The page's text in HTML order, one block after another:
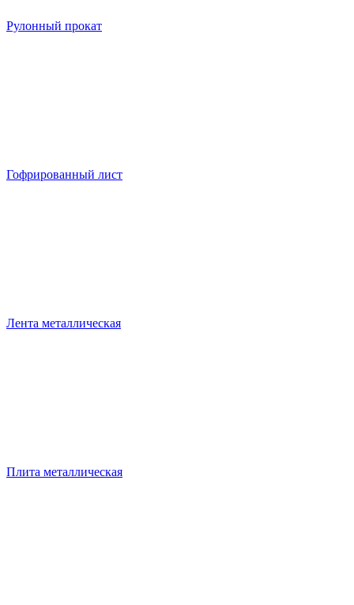
Рулонный прокат
Гофрированный лист
Лента металлическая
Плита металлическая